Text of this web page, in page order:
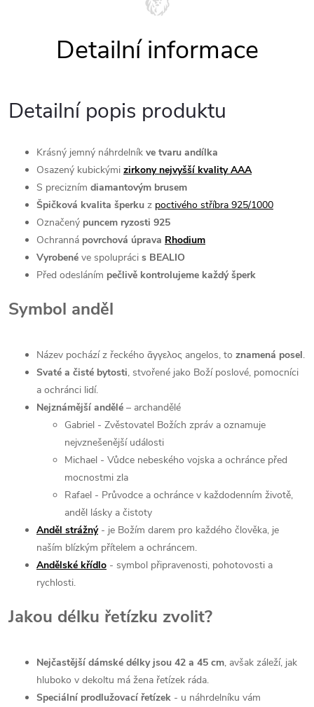
Detailní popis produktu
Krásný jemný náhrdelník ve tvaru andílka
Osazený kubickými zirkony nejvyšší kvality AAA
S precizním diamantovým brusem
Špičková kvalita šperku z poctivého stříbra 925/1000
Označený puncem ryzosti 925
Ochranná povrchová úprava Rhodium
Vyrobené ve spolupráci s BEALIO
Před odesláním pečlivě kontrolujeme každý šperk
Symbol anděl
Název pochází z řeckého ἄγγελος angelos, to znamená posel.
Svaté a čisté bytosti, stvořené jako Boží poslové, pomocníci
a ochránci lidí.
Nejznámější andělé – archandělé
Gabriel - Zvěstovatel Božích zpráv a oznamuje
nejvznešenější události
Michael - Vůdce nebeského vojska a ochránce před
mocnostmi zla
Rafael - Průvodce a ochránce v každodenním životě,
anděl lásky a čistoty
Anděl strážný- je Božím darem pro každého člověka, je
naším blízkým přítelem a ochráncem.
Andělské křídlo - symbol připravenosti, pohotovosti a
rychlosti.
Jakou délku řetízku zvolit?
Nejčastější dámské délky jsou 42 a 45 cm, avšak záleží, jak
hluboko v dekoltu má žena řetízek ráda.
Speciální prodlužovací řetízek - u náhrdelníku vám